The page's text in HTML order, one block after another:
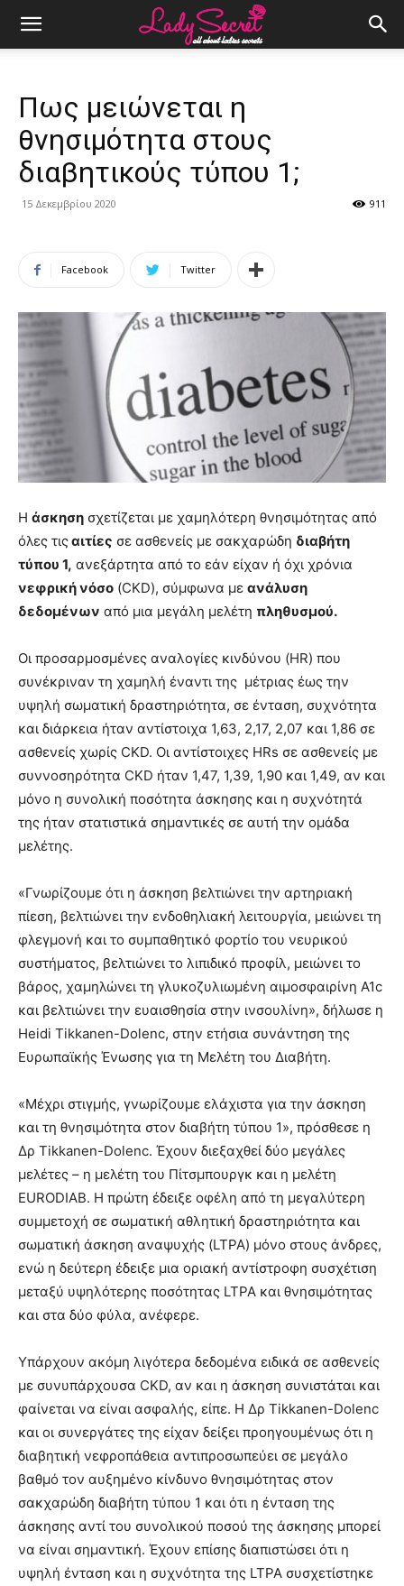
Πως μειώνεται η
θνησιμότητα στους
διαβητικούς τύπου 1;
15 Δεκεμβρίου 2020 911
Facebook Twitter
Η άσκηση σχετίζεται με χαμηλότερη θνησιμότητας από
όλες τιςαιτίες σε ασθενείς με σακχαρώδη διαβήτη
τύπου 1, ανεξάρτητα από το εάν είχαν ή όχι χρόνια
νεφρική νόσο (CKD), σύμφωνα με ανάλυση
δεδομένων από μια μεγάλη μελέτη πληθυσμού.
Οι προσαρμοσμένες αναλογίες κινδύνου (HR) που
συνέκριναν τη χαμηλή έναντι της μέτριας έως την
υψηλή σωματική δραστηριότητα, σε ένταση, συχνότητα
και διάρκεια ήταν αντίστοιχα 1,63, 2,17, 2,07 και 1,86 σε
ασθενείς χωρίς CKD. Οι αντίστοιχες HRs σε ασθενείς με
συννοσηρότητα CKD ήταν 1,47, 1,39, 1,90 και 1,49, αν και
μόνο η συνολική ποσότητα άσκησης και η συχνότητά
της ήταν στατιστικά σημαντικές σε αυτή την ομάδα
μελέτης.
«Γνωρίζουμε ότι η άσκηση βελτιώνει την αρτηριακή
πίεση, βελτιώνει την ενδοθηλιακή λειτουργία, μειώνει τη
φλεγμονή και το συμπαθητικό φορτίο του νευρικού
συστήματος, βελτιώνει το λιπιδικό προφίλ, μειώνει το
βάρος, χαμηλώνει τη γλυκοζυλιωμένη αιμοσφαιρίνη A1c
και βελτιώνει την ευαισθησία στην ινσουλίνη», δήλωσε η
Heidi Tikkanen-Dolenc, στην ετήσια συνάντηση της
Ευρωπαϊκής Ένωσης για τη Μελέτη του Διαβήτη.
«Μέχρι στιγμής, γνωρίζουμε ελάχιστα για την άσκηση
και τη θνησιμότητα στον διαβήτη τύπου 1», πρόσθεσε η
Δρ Tikkanen-Dolenc. Έχουν διεξαχθεί δύο μεγάλες
μελέτες – η μελέτη του Πίτσμπουργκ και η μελέτη
EURODIAB. Η πρώτη έδειξε οφέλη από τη μεγαλύτερη
συμμετοχή σε σωματική αθλητική δραστηριότητα και
σωματική άσκηση αναψυχής (LTPA) μόνο στους άνδρες,
ενώ η δεύτερη έδειξε μια οριακή αντίστροφη συσχέτιση
μεταξύ υψηλότερης ποσότητας LTPA και θνησιμότητας
και στα δύο φύλα, ανέφερε.
Υπάρχουν ακόμη λιγότερα δεδομένα ειδικά σε ασθενείς
με συνυπάρχουσα CKD, αν και η άσκηση συνιστάται και
φαίνεται να είναι ασφαλής, είπε. Η Δρ Tikkanen-Dolenc
και οι συνεργάτες της είχαν δείξει προηγουμένως ότι η
διαβητική νεφροπάθεια αντιπροσωπεύει σε μεγάλο
βαθμό τον αυξημένο κίνδυνο θνησιμότητας στον
σακχαρώδη διαβήτη τύπου 1 και ότι η ένταση της
άσκησης αντί του συνολικού ποσού της άσκησης μπορεί
να είναι σημαντική. Έχουν επίσης διαπιστώσει ότι η
υψηλή ένταση και η συχνότητα της LTPA συσχετίστηκε